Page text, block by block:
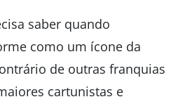
saber quando
como um ícone da
de outras franquias
cartunistas e